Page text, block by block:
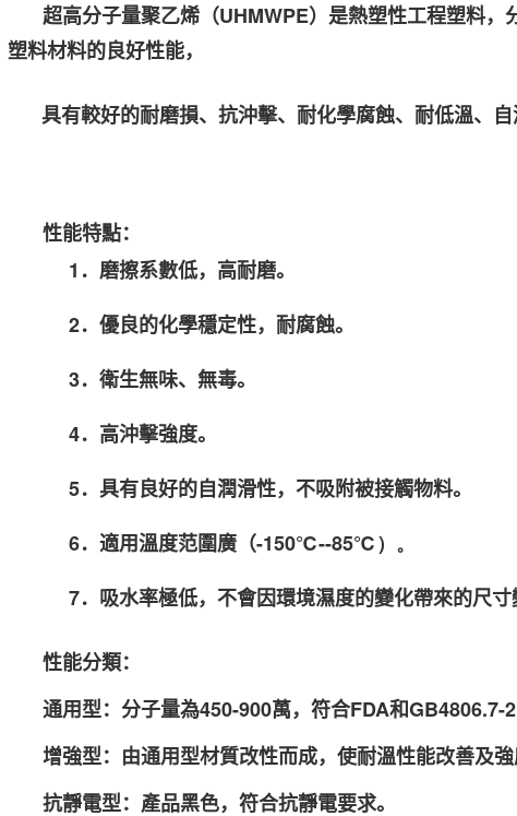
超高分子量聚乙烯（UHMWPE）是熱塑性工程塑料，
塑料材料的良好性能，
具有較好的耐磨損、抗沖擊、耐化學腐蝕、耐低溫、自
性能特點：
1．磨擦系數低，高耐磨。
2．優良的化學穩定性，耐腐蝕。
3．衛生無味、無毒。
4．高沖擊強度。
5．具有良好的自潤滑性，不吸附被接觸物料。
6．適用溫度范圍廣（-150℃--85℃）。
7．吸水率極低，不會因環境濕度的變化帶來的尺寸
性能分類：
通用型：分子量為450-900萬，符合FDA和GB4806.7-
增強型：由通用型材質改性而成，使耐溫性能改善及強
抗靜電型：產品黑色，符合抗靜電要求。